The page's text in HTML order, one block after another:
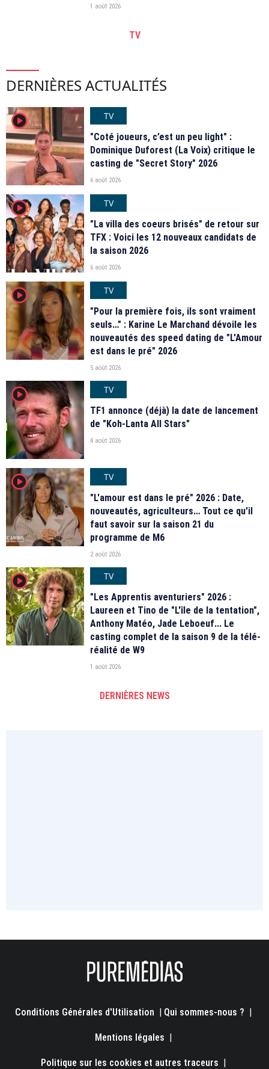
1 août 2026
TV
DERNIÈRES ACTUALITÉS
player2
TV
"Coté joueurs, c’est un peu light" :
Dominique Duforest (La Voix) critique le
casting de "Secret Story" 2026
6 août 2026
player2
TV
"La villa des coeurs brisés" de retour sur
TFX : Voici les 12 nouveaux candidats de
la saison 2026
6 août 2026
player2
TV
"Pour la première fois, ils sont vraiment
seuls…" : Karine Le Marchand dévoile les
nouveautés des speed dating de "L'Amour
est dans le pré" 2026
5 août 2026
player2
TV
TF1 annonce (déjà) la date de lancement
de "Koh-Lanta All Stars"
4 août 2026
player2
TV
"L'amour est dans le pré" 2026 : Date,
nouveautés, agriculteurs… Tout ce qu'il
faut savoir sur la saison 21 du
programme de M6
2 août 2026
player2
TV
"Les Apprentis aventuriers" 2026 :
Laureen et Tino de "L'île de la tentation",
Anthony Matéo, Jade Leboeuf... Le
casting complet de la saison 9 de la télé-
réalité de W9
1 août 2026
DERNIÈRES NEWS
Conditions Générales d'Utilisation | Qui sommes-nous ? |
Mentions légales |
Politique sur les cookies et autres traceurs |